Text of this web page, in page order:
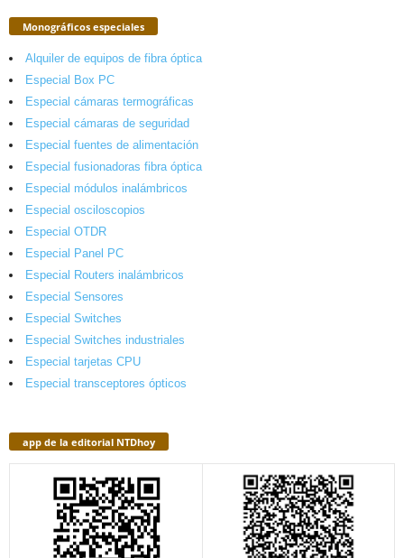
Monográficos especiales
Alquiler de equipos de fibra óptica
Especial Box PC
Especial cámaras termográficas
Especial cámaras de seguridad
Especial fuentes de alimentación
Especial fusionadoras fibra óptica
Especial módulos inalámbricos
Especial osciloscopios
Especial OTDR
Especial Panel PC
Especial Routers inalámbricos
Especial Sensores
Especial Switches
Especial Switches industriales
Especial tarjetas CPU
Especial transceptores ópticos
app de la editorial NTDhoy